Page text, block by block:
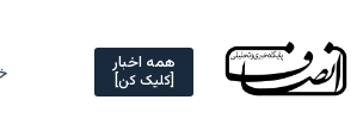
content
همه اخبار
[کلیک کن]